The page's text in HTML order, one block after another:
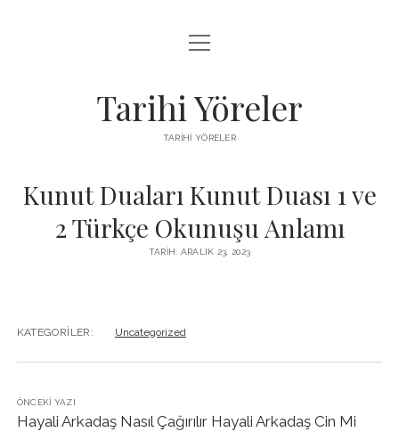
LISTE
ÜCRETSIZ ŞIFRESIZ INSTAGRAM BEĞENI HILESI
menüyü
aç
Tarihi Yöreler
TARIHI YÖRELER
Kunut Duaları Kunut Duası 1 ve
2 Türkçe Okunuşu Anlamı
TARIH: ARALIK 23, 2023
KATEGORILER: Uncategorized
ÖNCEKI YAZI
Hayali Arkadaş Nasıl Çağırılır Hayali Arkadaş Cin Mi